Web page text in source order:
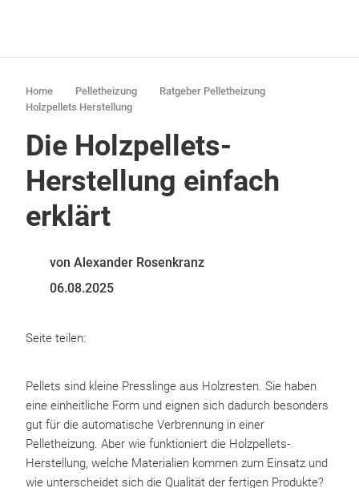
Home Pelletheizung
Ratgeber Pelletheizung
Holzpellets Herstellung
Die Holzpellets-
Herstellung einfach
erklärt
von Alexander Rosenkranz
06.08.2025
Seite teilen:
Pellets sind kleine Presslinge aus Holzresten. Sie haben
eine einheitliche Form und eignen sich dadurch besonders
gut für die automatische Verbrennung in einer
Pelletheizung. Aber wie funktioniert die Holzpellets-
Herstellung, welche Materialien kommen zum Einsatz und
wie unterscheidet sich die Qualität der fertigen Produkte?